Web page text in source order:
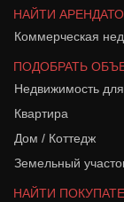
НАЙТИ
Коммерческая
ПОДОБРАТЬ
Недвижимость
Квартира
Дом / Коттедж
Земельный
НАЙТИ